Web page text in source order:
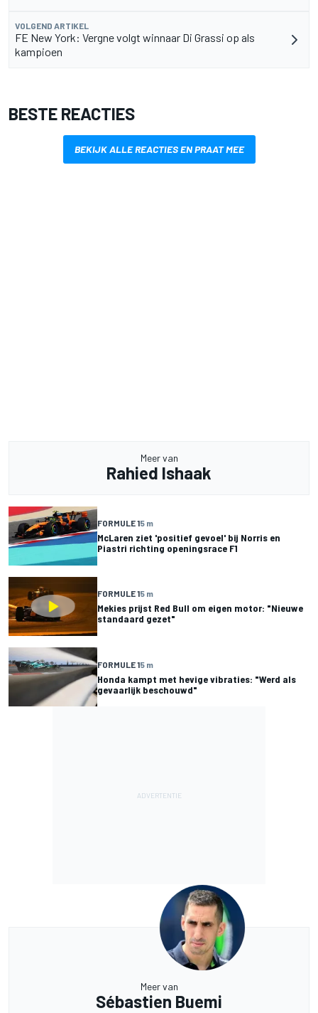
VOLGEND ARTIKEL
FE New York: Vergne volgt winnaar Di Grassi op als
kampioen
BESTE REACTIES
BEKIJK ALLE REACTIES EN PRAAT MEE
Meer van
Rahied Ishaak
FORMULE 15 m
McLaren ziet 'positief gevoel' bij Norris en
Piastri richting openingsrace F1
FORMULE 15 m
Mekies prijst Red Bull om eigen motor: "Nieuwe
standaard gezet"
FORMULE 15 m
Honda kampt met hevige vibraties: "Werd als
gevaarlijk beschouwd"
Meer van
Sébastien Buemi